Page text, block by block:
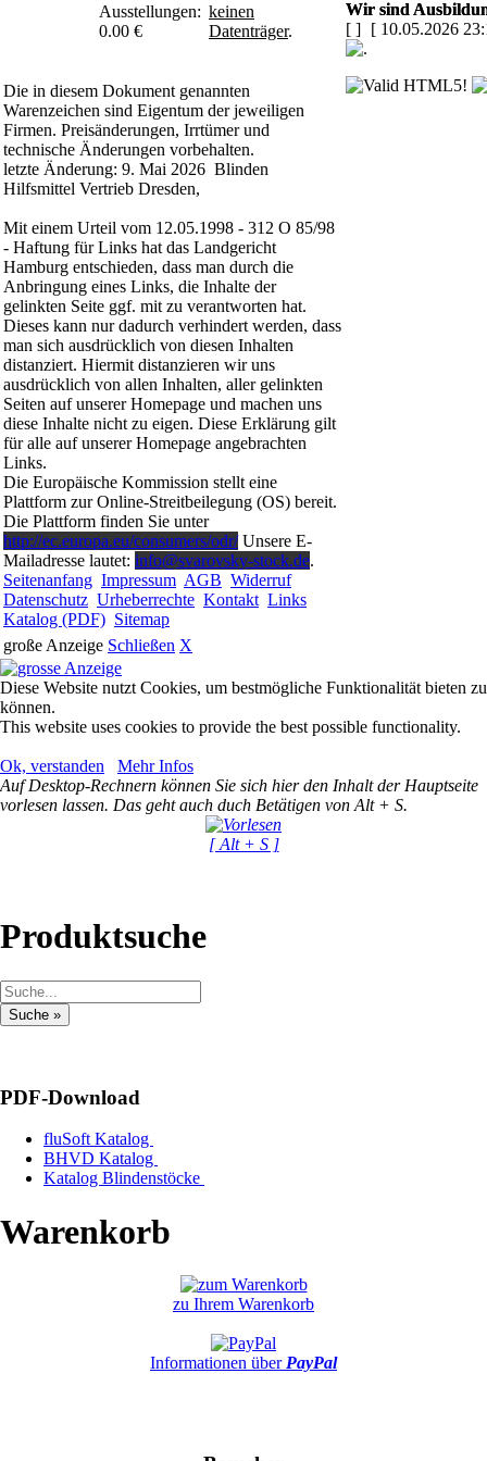
Ausstellungen:
0.00 €
keinen
Datenträger.
Die in diesem Dokument genannten
Warenzeichen sind Eigentum der jeweiligen
Firmen. Preisänderungen, Irrtümer und
technische Änderungen vorbehalten.
letzte Änderung: 9. Mai 2026 Blinden
Hilfsmittel Vertrieb Dresden,
Mit einem Urteil vom 12.05.1998 - 312 O 85/98
- Haftung für Links hat das Landgericht
Hamburg entschieden, dass man durch die
Anbringung eines Links, die Inhalte der
gelinkten Seite ggf. mit zu verantworten hat.
Dieses kann nur dadurch verhindert werden, dass
man sich ausdrücklich von diesen Inhalten
distanziert. Hiermit distanzieren wir uns
ausdrücklich von allen Inhalten, aller gelinkten
Seiten auf unserer Homepage und machen uns
diese Inhalte nicht zu eigen. Diese Erklärung gilt
für alle auf unserer Homepage angebrachten
Links.
Die Europäische Kommission stellt eine
Plattform zur Online-Streitbeilegung (OS) bereit.
Die Plattform finden Sie unter
http://ec.europa.eu/consumers/odr/Unsere E-
Mailadresse lautet: info@svarovsky-stock.de.
Seitenanfang Impressum AGB Widerruf
Datenschutz Urheberrechte Kontakt Links
Katalog (PDF) Sitemap
Wir sind
[ ] [ 10.05.2026
große Anzeige Schließen X
Diese Website nutzt Cookies, um bestmögliche Funktionalität bieten zu
können.
This website uses cookies to provide the best possible functionality.
Ok, verstanden
Mehr Infos
Auf Desktop-Rechnern können Sie sich hier den Inhalt der Hauptseite
vorlesen lassen. Das geht auch duch Betätigen von Alt + S.
[ Alt + S ]
Produktsuche
PDF-Download
fluSoft Katalog
BHVD Katalog
Katalog Blindenstöcke
Warenkorb
zu Ihrem Warenkorb
Informationen über PayPal